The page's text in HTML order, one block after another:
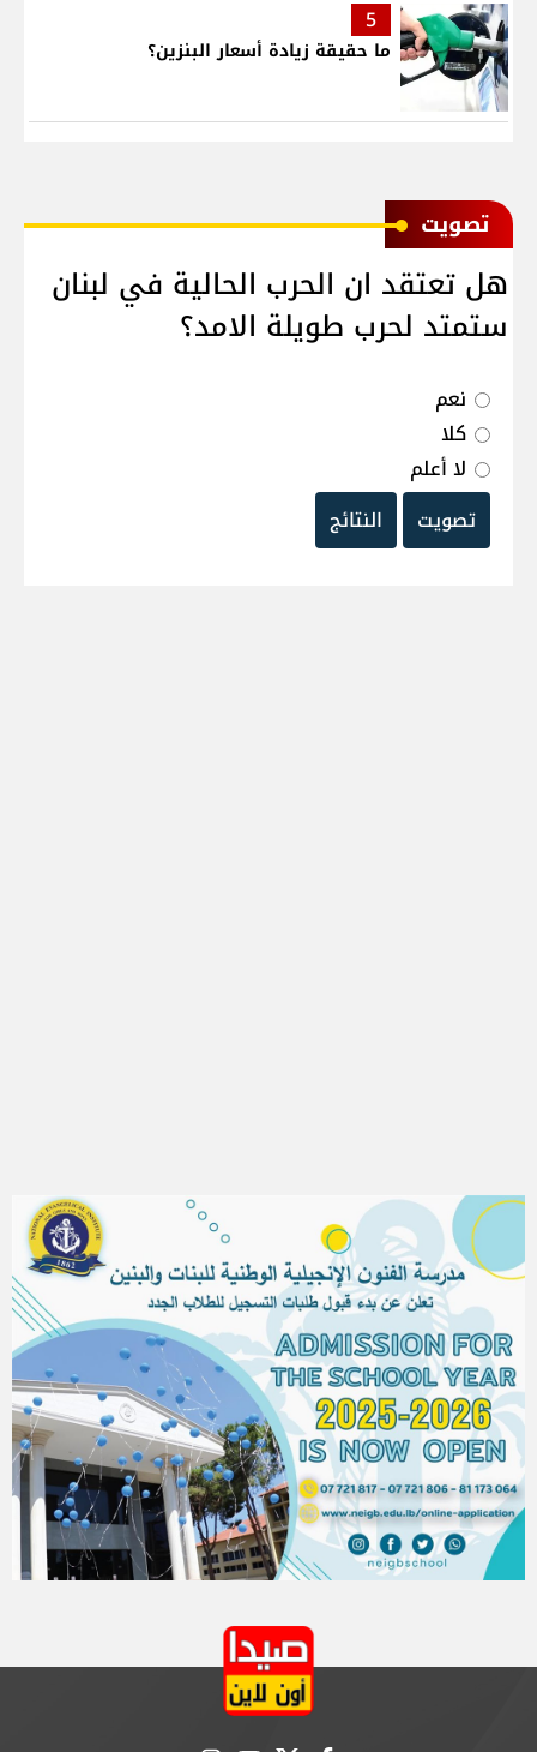
5
ما حقيقة زيادة أسعار البنزين؟
ﺗﺼﻮﻳﺖ
هل تعتقد ان الحرب الحالية في لبنان
ستمتد لحرب طويلة الامد؟
نعم
كلا
لا أعلم
تصويت
النتائج